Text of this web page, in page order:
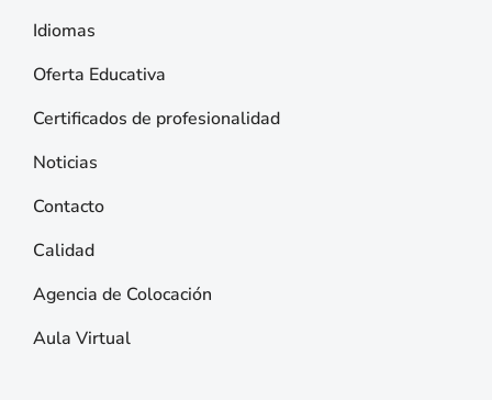
Idiomas
Oferta Educativa
Certificados de profesionalidad
Noticias
Contacto
Calidad
Agencia de Colocación
Aula Virtual